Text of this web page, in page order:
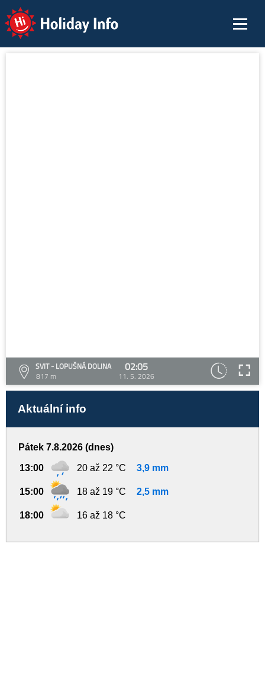
Holiday Info
SVIT - LOPUŠNÁ DOLINA
817 m
02:05
11. 5. 2026
Aktuální info
Pátek 7.8.2026 (dnes)
13:00 20 až 22 °C 3,9 mm
15:00 18 až 19 °C 2,5 mm
18:00 16 až 18 °C